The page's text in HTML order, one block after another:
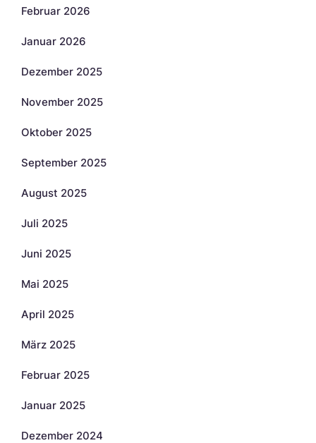
Februar 2026
Januar 2026
Dezember 2025
November 2025
Oktober 2025
September 2025
August 2025
Juli 2025
Juni 2025
Mai 2025
April 2025
März 2025
Februar 2025
Januar 2025
Dezember 2024